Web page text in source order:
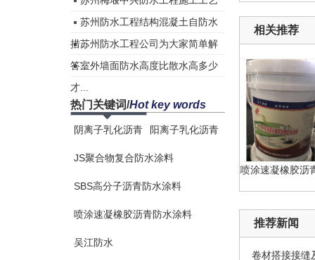
苏州防水工程结构混凝土自防水
措...苏州防水工程公司为大家简单解
答...室外墙面防水高度比散水高多少
才...
热门关键词/Hot key words
阴离子乳化沥青 阳离子乳化沥青
JS聚合物复合防水涂料
SBS高分子沥青防水涂料
喷涂速凝橡胶沥青防水涂料
吴江防水
相关推荐
ZX喷涂速凝橡胶沥青
推荐新闻
卷材搭接接缝